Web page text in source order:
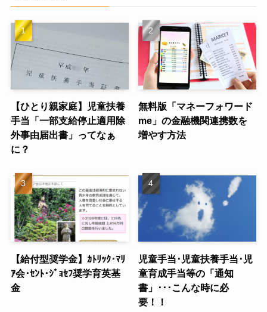
【ひとり親家庭】児童扶養
手当「一部支給停止適用除
外事由届出書」ってなぁ
に？
無料版「マネーフォワード
me」の金融機関連携数を
増やす方法
【給付型奨学金】ｶﾄﾘｯｸ･ﾏﾘ
ｱ会･ｾﾝﾄ･ｼﾞｮｾﾌ奨学育英基
金
児童手当･児童扶養手当･児
童育成手当等の「通知
書」･･･こんな時に必
要！！